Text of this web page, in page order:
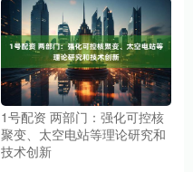
1号配资 两部门：强化可控核
聚变、太空电站等理论研究和
技术创新